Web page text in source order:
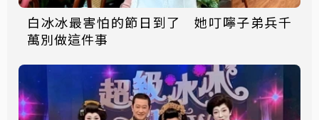
白冰冰最害怕的節日到了 她叮嚀子弟兵千
萬別做這件事